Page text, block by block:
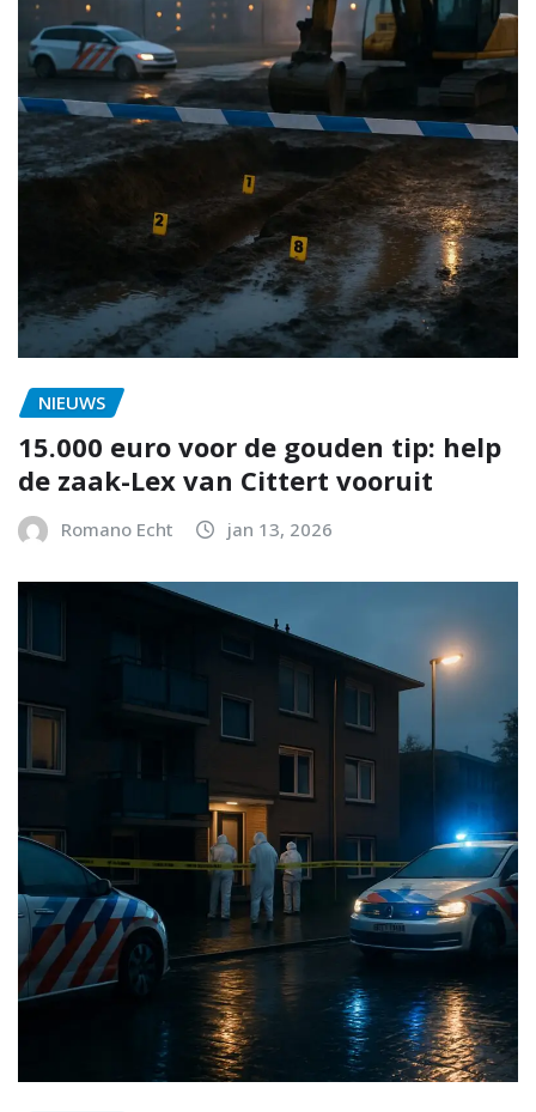
NIEUWS
15.000 euro voor de gouden tip: help
de zaak-Lex van Cittert vooruit
Romano Echt jan 13, 2026